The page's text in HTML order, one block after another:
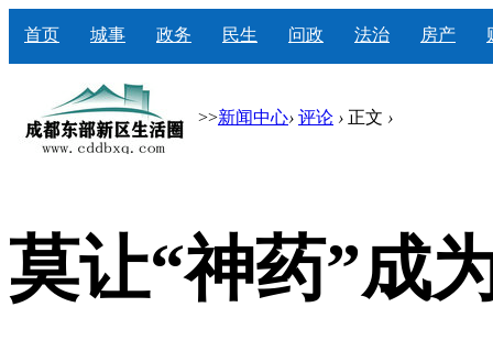
首页 城事 政务 民生 问政 法治 房产
>>新闻中心› 评论 › 正文 ›
莫让“神药”成